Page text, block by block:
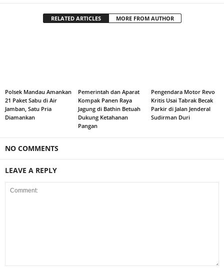
RELATED ARTICLES MORE FROM AUTHOR
Polsek Mandau Amankan
21 Paket Sabu di Air
Jamban, Satu Pria
Diamankan
Pemerintah dan Aparat
Kompak Panen Raya
Jagung di Bathin Betuah
Dukung Ketahanan
Pangan
Pengendara Motor Revo
Kritis Usai Tabrak Becak
Parkir di Jalan Jenderal
Sudirman Duri
NO COMMENTS
LEAVE A REPLY